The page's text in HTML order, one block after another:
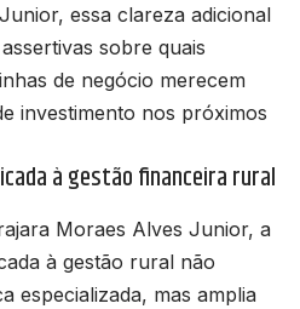
essa clareza adicional
sobre quais
de negócio merecem
investimento nos próximos
à gestão financeira rural
Moraes Alves Junior, a
à gestão rural não
especializada, mas amplia